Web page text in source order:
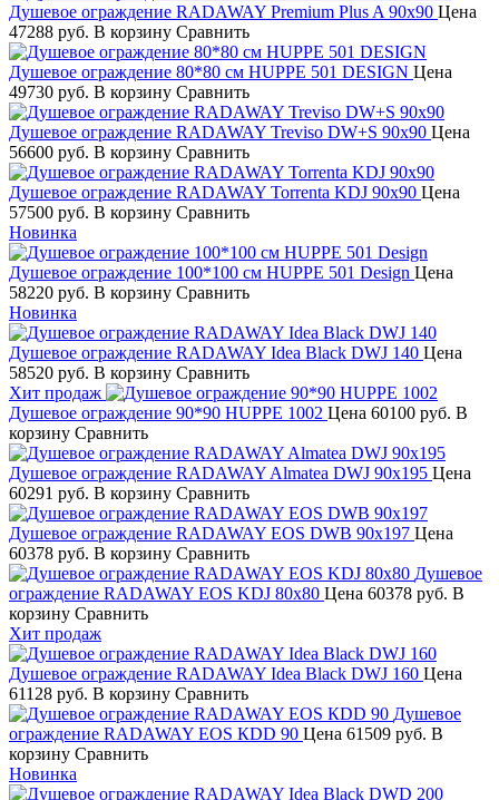
Душевое ограждение RADAWAY Premium Plus A 90х90 Цена
47288 руб. В корзину Сравнить
Душевое ограждение 80*80 см HUPPE 501 DESIGN Цена
49730 руб. В корзину Сравнить
Душевое ограждение RADAWAY Treviso DW+S 90х90 Цена
56600 руб. В корзину Сравнить
Душевое ограждение RADAWAY Torrenta KDJ 90х90 Цена
57500 руб. В корзину Сравнить
Новинка
Душевое ограждение 100*100 см HUPPE 501 Design Цена
58220 руб. В корзину Сравнить
Новинка
Душевое ограждение RADAWAY Idea Black DWJ 140 Цена
58520 руб. В корзину Сравнить
Хит продаж
Душевое ограждение 90*90 HUPPE 1002 Цена 60100 руб. В
корзину Сравнить
Душевое ограждение RADAWAY Almatea DWJ 90х195 Цена
60291 руб. В корзину Сравнить
Душевое ограждение RADAWAY EOS DWB 90х197 Цена
60378 руб. В корзину Сравнить
Душевое
ограждение RADAWAY EOS KDJ 80х80 Цена 60378 руб. В
корзину Сравнить
Хит продаж
Душевое ограждение RADAWAY Idea Black DWJ 160 Цена
61128 руб. В корзину Сравнить
Душевое
ограждение RADAWAY EOS КDD 90 Цена 61509 руб. В
корзину Сравнить
Новинка